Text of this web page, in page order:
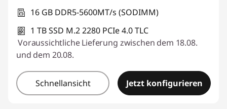
16 GB DDR5-5600MT/s (SODIMM)
1 TB SSD M.2 2280 PCIe 4.0 TLC
Voraussichtliche Lieferung zwischen dem 18.08.
und dem 20.08.
Schnellansicht Jetzt konfigurieren